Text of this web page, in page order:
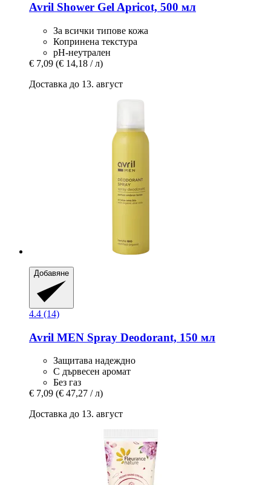
Avril Shower Gel Apricot, 500 мл
За всички типове кожа
Копринена текстура
рН-неутрален
€ 7,09 (€ 14,18 / л)
Доставка до 13. август
Добавяне
4.4 (14)
Avril MEN Spray Deodorant, 150 мл
Защитава надеждно
С дървесен аромат
Без газ
€ 7,09 (€ 47,27 / л)
Доставка до 13. август